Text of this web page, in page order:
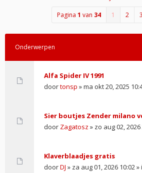
Pagina 1 van 34 1 2 3
Onderwerpen
Alfa Spider IV 1991
doortonsp » ma okt 20, 2025
Sier boutjes Zender milano
door Zagatosz » zo aug 02, 2026
Klaverblaadjes gratis
doorDJ » za aug 01, 2026 10:02 »